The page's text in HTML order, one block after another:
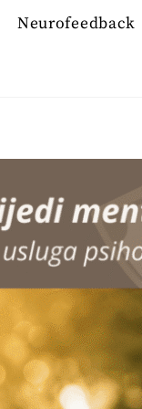
Neurofeedback